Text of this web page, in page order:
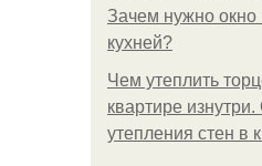
Зачем нужно
кухней?
Чем утеплить
квартире
утепления стен в